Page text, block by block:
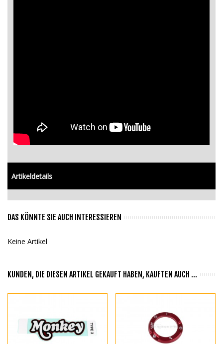
Artikeldetails
DAS KÖNNTE SIE AUCH INTERESSIEREN
Keine Artikel
KUNDEN, DIE DIESEN ARTIKEL GEKAUFT HABEN, KAUFTEN AUCH ...